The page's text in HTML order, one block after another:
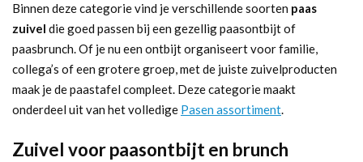
Binnen deze categorie vind je verschillende soorten paas
zuivel die goed passen bij een gezellig paasontbijt of
paasbrunch. Of je nu een ontbijt organiseert voor familie,
collega’s of een grotere groep, met de juiste zuivelproducten
maak je de paastafel compleet. Deze categorie maakt
onderdeel uit van het volledige Pasen assortiment.
Zuivel voor paasontbijt en brunch